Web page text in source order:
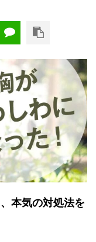
本気の対処法を